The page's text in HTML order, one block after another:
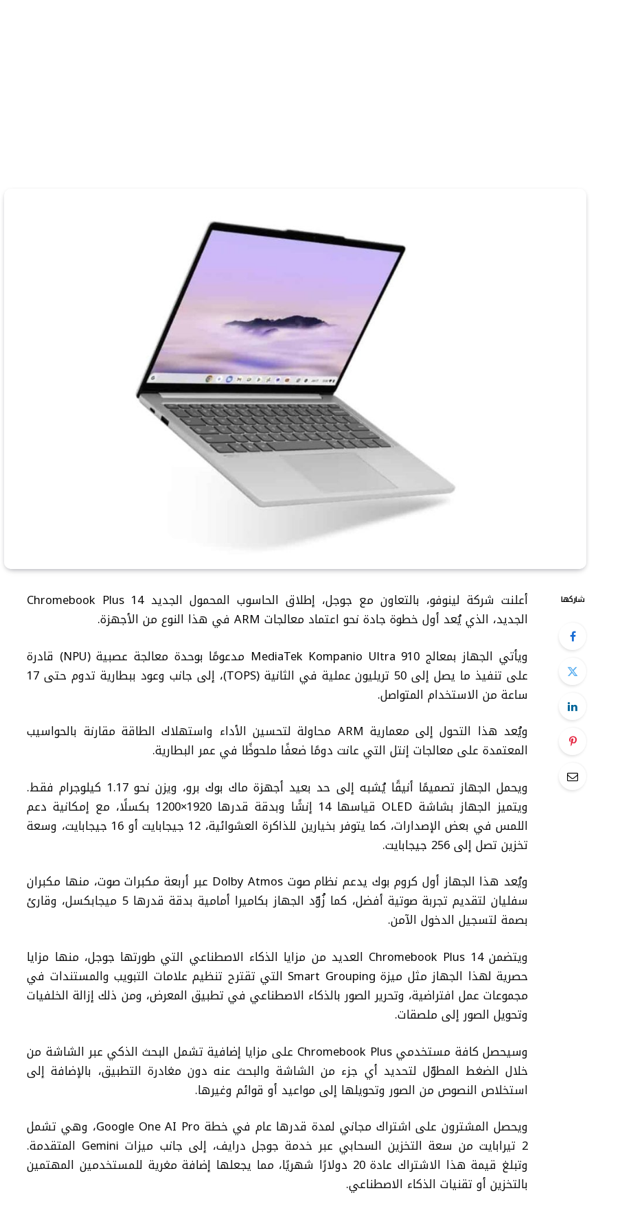
شاركها
أعلنت شركة لينوفو، بالتعاون مع جوجل، إطلاق الحاسوب المحمول الجديد Chromebook Plus 14
الجديد، الذي يُعد أول خطوة جادة نحو اعتماد معالجات ARM في هذا النوع من الأجهزة.
ويأتي الجهاز بمعالج MediaTek Kompanio Ultra 910 مدعومًا بوحدة معالجة عصبية (NPU) قادرة
على تنفيذ ما يصل إلى 50 تريليون عملية في الثانية (TOPS)، إلى جانب وعود ببطارية تدوم حتى 17
ساعة من الاستخدام المتواصل.
ويُعد هذا التحول إلى معمارية ARM محاولة لتحسين الأداء واستهلاك الطاقة مقارنة بالحواسيب
المعتمدة على معالجات إنتل التي عانت دومًا ضعفًا ملحوظًا في عمر البطارية.
ويحمل الجهاز تصميمًا أنيقًا يُشبه إلى حد بعيد أجهزة ماك بوك برو، ويزن نحو 1.17 كيلوجرام فقط.
ويتميز الجهاز بشاشة OLED قياسها 14 إنشًا وبدقة قدرها 1920×1200 بكسلًا، مع إمكانية دعم
اللمس في بعض الإصدارات، كما يتوفر بخيارين للذاكرة العشوائية، 12 جيجابايت أو 16 جيجابايت، وسعة
تخزين تصل إلى 256 جيجابايت.
ويُعد هذا الجهاز أول كروم بوك يدعم نظام صوت Dolby Atmos عبر أربعة مكبرات صوت، منها مكبران
سفليان لتقديم تجربة صوتية أفضل، كما زُوّد الجهاز بكاميرا أمامية بدقة قدرها 5 ميجابكسل، وقارئ
بصمة لتسجيل الدخول الآمن.
ويتضمن Chromebook Plus 14 العديد من مزايا الذكاء الاصطناعي التي طورتها جوجل، منها مزايا
حصرية لهذا الجهاز مثل ميزة Smart Grouping التي تقترح تنظيم علامات التبويب والمستندات في
مجموعات عمل افتراضية، وتحرير الصور بالذكاء الاصطناعي في تطبيق المعرض، ومن ذلك إزالة الخلفيات
وتحويل الصور إلى ملصقات.
وسيحصل كافة مستخدمي Chromebook Plus على مزايا إضافية تشمل البحث الذكي عبر الشاشة من
خلال الضغط المطوّل لتحديد أي جزء من الشاشة والبحث عنه دون مغادرة التطبيق، بالإضافة إلى
استخلاص النصوص من الصور وتحويلها إلى مواعيد أو قوائم وغيرها.
ويحصل المشترون على اشتراك مجاني لمدة قدرها عام في خطة Google One AI Pro، وهي تشمل
2 تيرابايت من سعة التخزين السحابي عبر خدمة جوجل درايف، إلى جانب ميزات Gemini المتقدمة.
وتبلغ قيمة هذا الاشتراك عادة 20 دولارًا شهريًا، مما يجعلها إضافة مغرية للمستخدمين المهتمين
بالتخزين أو تقنيات الذكاء الاصطناعي.